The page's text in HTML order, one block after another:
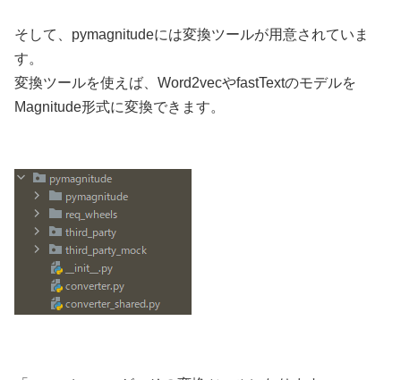
そして、pymagnitudeには変換ツールが用意されていま
す。
変換ツールを使えば、Word2vecやfastTextのモデルを
Magnitude形式に変換できます。